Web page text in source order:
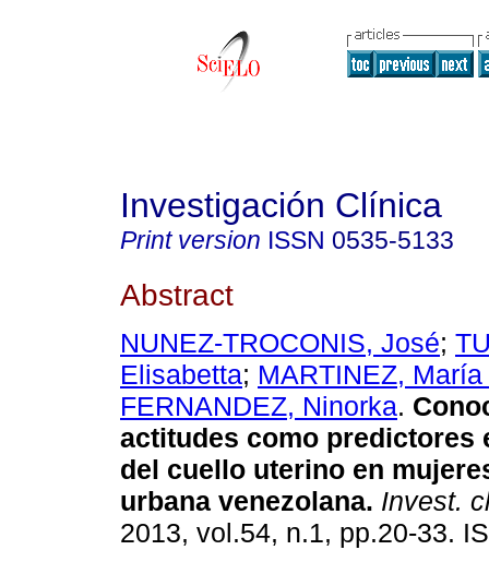
Investigación Clínica
Print version ISSN 0535-5133
Abstract
NUNEZ-TROCONIS, José;
Elisabetta; MARTINEZ,
FERNANDEZ, Ninorka.
actitudes como predictores
del cuello uterino en
urbana venezolana. Invest.
2013, vol.54, n.1, pp.20-33.